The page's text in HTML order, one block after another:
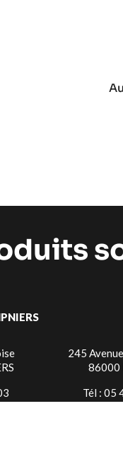
245
86000
Tél : 05